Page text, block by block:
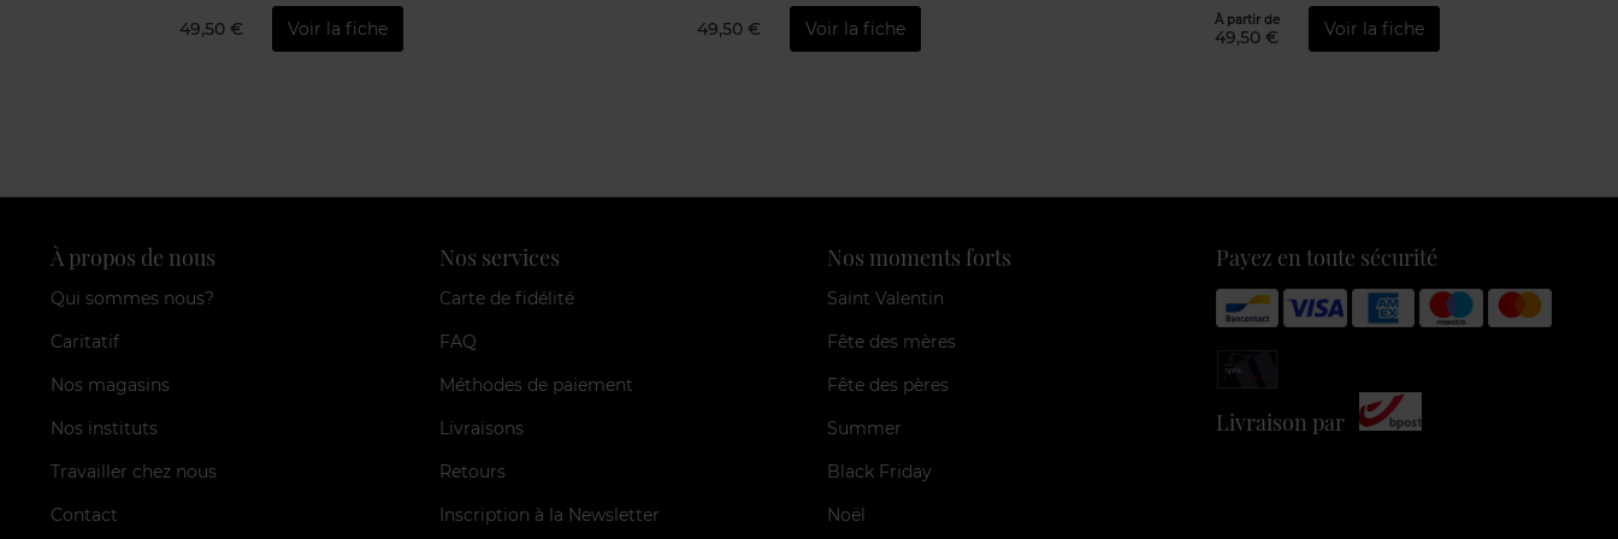
49,50 € Voir la fiche 49,50 € Voir la fiche À partir de
49,50 € Voir la fiche
À propos de nous
Qui sommes nous?
Caritatif
Nos magasins
Nos instituts
Travailler chez nous
Contact
Nos services
Carte de fidélité
FAQ
Méthodes de paiement
Livraisons
Retours
Inscription à la Newsletter
Nos moments forts
Saint Valentin
Fête des mères
Fête des pères
Summer
Black Friday
Noël
Payez en toute sécurité
Livraison par